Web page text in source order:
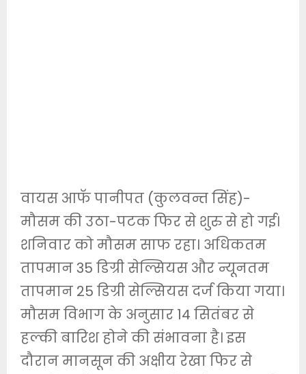
वायस आफॅ पानीपत (कुलवन्त सिंह)-
मौसम की उठा-पटक फिर से शुरु से हो गई।
शनिवार को मौसम साफ रहा। अधिकतम
तापमान 35 डिग्री सेल्सियस और न्यूनतम
तापमान 25 डिग्री सेल्सियस दर्ज किया गया।
मौसम विभाग के अनुसार 14 सितंबर से
हल्की बारिश होने की संभावना है। इस
दौरान मानसून की अक्षीय रेखा फिर से